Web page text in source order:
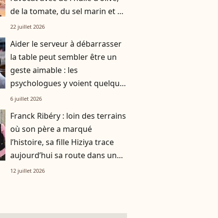
de la tomate, du sel marin et un
smoothie"
22 juillet 2026
Aider le serveur à débarrasser
la table peut sembler être un
geste aimable : les
psychologues y voient quelque
chose de bien plus profond.
6 juillet 2026
Franck Ribéry : loin des terrains
où son père a marqué
l’histoire, sa fille Hiziya trace
aujourd’hui sa route dans un
tout autre univers
12 juillet 2026